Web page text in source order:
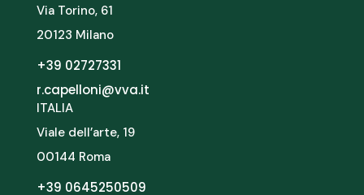
Via Torino, 61
20123 Milano
+39 02727331
r.capelloni@vva.it
ITALIA
Viale dell’arte, 19
00144 Roma
+39 0645250509